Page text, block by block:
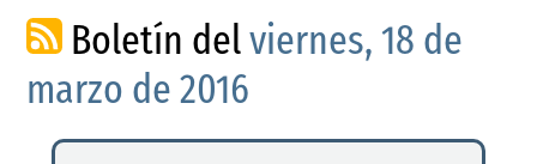
Boletín delviernes, 18 de
marzo de 2016